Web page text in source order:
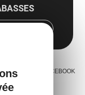
l'itinéraire
FACEBOOK